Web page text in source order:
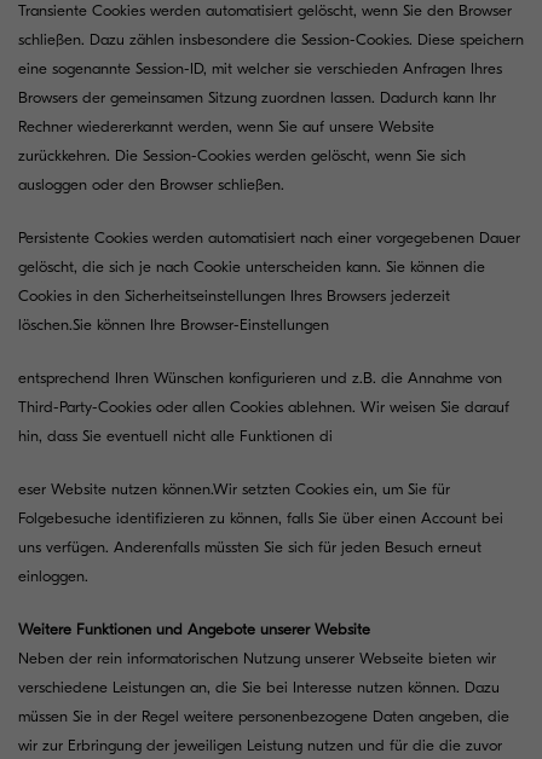
Transiente Cookies werden automatisiert gelöscht, wenn Sie den Browser
schließen. Dazu zählen insbesondere die Session-Cookies. Diese speichern
eine sogenannte Session-ID, mit welcher sie verschieden Anfragen Ihres
Browsers der gemeinsamen Sitzung zuordnen lassen. Dadurch kann Ihr
Rechner wiedererkannt werden, wenn Sie auf unsere Website
zurückkehren. Die Session-Cookies werden gelöscht, wenn Sie sich
ausloggen oder den Browser schließen.
Persistente Cookies werden automatisiert nach einer vorgegebenen Dauer
gelöscht, die sich je nach Cookie unterscheiden kann. Sie können die
Cookies in den Sicherheitseinstellungen Ihres Browsers jederzeit
löschen.Sie können Ihre Browser-Einstellungen
entsprechend Ihren Wünschen konfigurieren und z.B. die Annahme von
Third-Party-Cookies oder allen Cookies ablehnen. Wir weisen Sie darauf
hin, dass Sie eventuell nicht alle Funktionen di
eser Website nutzen können.Wir setzten Cookies ein, um Sie für
Folgebesuche identifizieren zu können, falls Sie über einen Account bei
uns verfügen. Anderenfalls müssten Sie sich für jeden Besuch erneut
einloggen.
Weitere Funktionen und Angebote unserer Website
Neben der rein informatorischen Nutzung unserer Webseite bieten wir
verschiedene Leistungen an, die Sie bei Interesse nutzen können. Dazu
müssen Sie in der Regel weitere personenbezogene Daten angeben, die
wir zur Erbringung der jeweiligen Leistung nutzen und für die die zuvor